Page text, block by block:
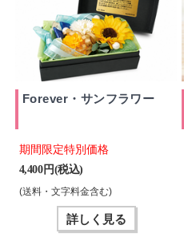
Forever・サンフラワー
期間限定特別価格
4,400 円(税込)
(送料・文字料金含む)
詳しく見る